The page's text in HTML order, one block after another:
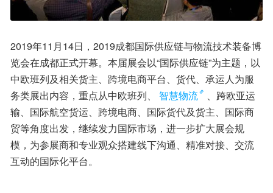
2019年11月14日，2019成都国际供应链与物流技术装备博
览会在成都正式开幕。本届展会以“国际供应链”为主题，以
中欧班列及相关货主、跨境电商平台、货代、承运人为服
务类展出内容，重点从中欧班列、
智慧物流
、跨欧亚运
输、国际航空货运、跨境电商、国际货代及货主、国际商
贸等角度出发，继续发力国际市场，进一步扩大展会规
模，为参展商和专业观众搭建线下沟通、精准对接、交流
互动的国际化平台。